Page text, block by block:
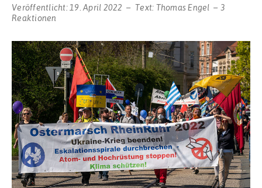
Veröffentlicht: 19. April 2022 Text: Thomas Engel
3
Reaktionen